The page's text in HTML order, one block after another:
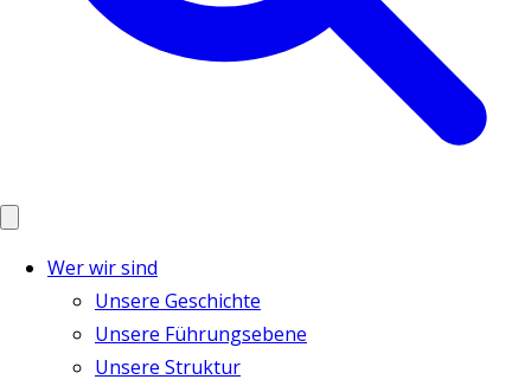
Wer wir sind
Unsere Geschichte
Unsere Führungsebene
Unsere Struktur